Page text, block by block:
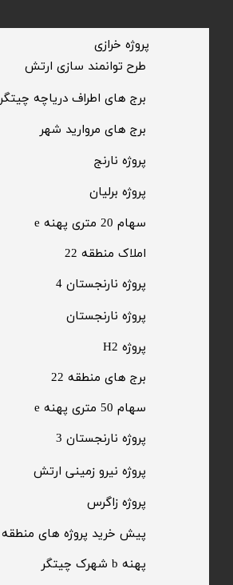
​طرح توانمند سازی ارتش
سهام 20 متری پهنه e​​​​​​​
​سهام 50 متری پهنه e
پهنه b شهرک چیتگر
​املاک منطقه 22
برج های منطقه 22
پیش خرید پروژه های منطقه 22
​پروژه خرازی
پروژه برلیان
پروژه H2
​پروژه زاگرس
​پروژه نارنج
​پروژه نارنجستان
​پروژه نیرو زمینی ارتش
​برج های اطراف دریاچه چیتگر
​برج های مروارید شهر
پروژه نارنجستان 4
​پروژه نارنجستان 3